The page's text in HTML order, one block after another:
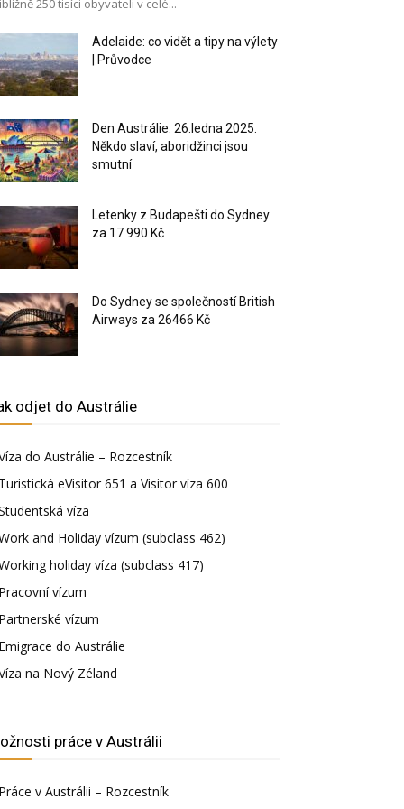
250 tisíci obyvateli v celé...
Adelaide: co vidět a tipy na výlety
| Průvodce
Den Austrálie: 26.ledna 2025.
Někdo slaví, aboridžinci jsou
smutní
Letenky z Budapešti do Sydney
za 17 990 Kč
Do Sydney se společností British
Airways za 26466 Kč
odjet do Austrálie
do Austrálie – Rozcestník
eVisitor 651 a Visitor víza 600
víza
and Holiday vízum (subclass 462)
holiday víza (subclass 417)
vízum
vízum
do Austrálie
na Nový Zéland
práce v Austrálii
v Austrálii – Rozcestník